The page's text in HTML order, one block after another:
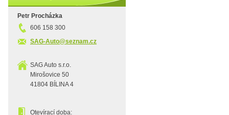
Petr Procházka
606 158 300
SAG-Auto@seznam.cz
SAG Auto s.r.o.
Mirošovice 50
41804 BÍLINA 4
Otevírací doba: